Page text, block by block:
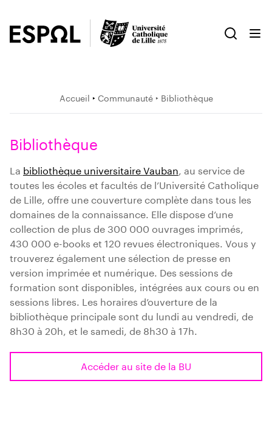
Accueil ‣ Communauté ‣ Bibliothèque
Bibliothèque
La bibliothèque universitaire Vauban, au service de
toutes les écoles et facultés de l’Université Catholique
de Lille, offre une couverture complète dans tous les
domaines de la connaissance. Elle dispose d’une
collection de plus de 300 000 ouvrages imprimés,
430 000 e-books et 120 revues électroniques. Vous y
trouverez également une sélection de presse en
version imprimée et numérique. Des sessions de
formation sont disponibles, intégrées aux cours ou en
sessions libres. Les horaires d’ouverture de la
bibliothèque principale sont du lundi au vendredi, de
8h30 à 20h, et le samedi, de 8h30 à 17h.
Accéder au site de la BU